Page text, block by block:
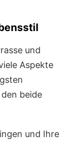
und
Aspekte
beide
und Ihre